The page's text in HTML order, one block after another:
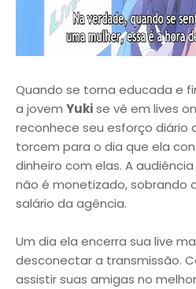
Quando se torna educada e
a jovem Yukise vê em lives
reconhece seu esforço diário
torcem para o dia que ela
dinheiro com elas. A
não é monetizado, sobrando
salário da agência.
Um dia ela encerra sua live
desconectar a transmissão.
assistir suas amigas no